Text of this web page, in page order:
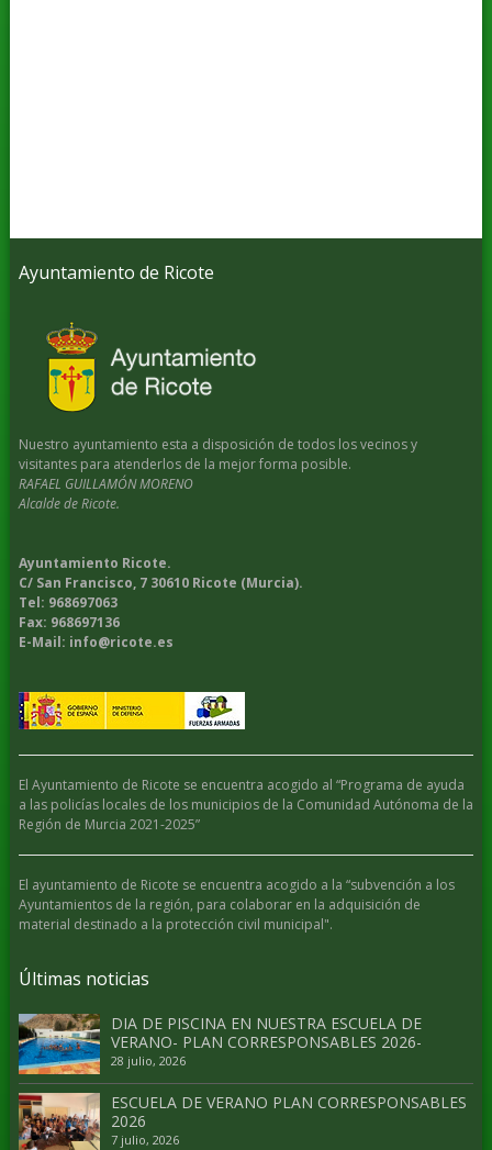
Ayuntamiento de Ricote
Nuestro ayuntamiento esta a disposición de todos los vecinos y
visitantes para atenderlos de la mejor forma posible.
RAFAEL GUILLAMÓN MORENO
Alcalde de Ricote.
Ayuntamiento Ricote.
C/ San Francisco, 7 30610 Ricote (Murcia).
Tel: 968697063
Fax: 968697136
E-Mail: info@ricote.es
El Ayuntamiento de Ricote se encuentra acogido al “Programa de ayuda
a las policías locales de los municipios de la Comunidad Autónoma de la
Región de Murcia 2021-2025”
El ayuntamiento de Ricote se encuentra acogido a la “subvención a los
Ayuntamientos de la región, para colaborar en la adquisición de
material destinado a la protección civil municipal".
Últimas noticias
DIA DE PISCINA EN NUESTRA ESCUELA DE
VERANO- PLAN CORRESPONSABLES 2026-
28 julio, 2026
ESCUELA DE VERANO PLAN CORRESPONSABLES
2026
7 julio, 2026